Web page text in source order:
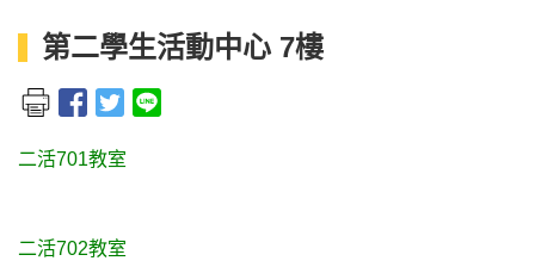
第二學生活動中心 7樓
二活701教室
二活702教室